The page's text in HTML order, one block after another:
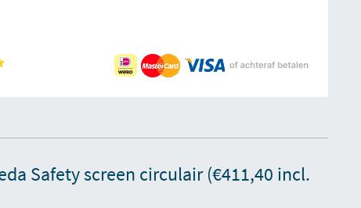
Safety screen circulair (€411,40 incl.